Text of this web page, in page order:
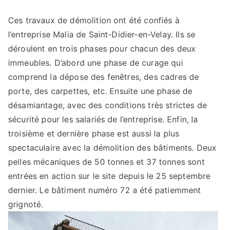
Ces travaux de démolition ont été confiés à
l’entreprise Malia de Saint-Didier-en-Velay. Ils se
déroulent en trois phases pour chacun des deux
immeubles. D’abord une phase de curage qui
comprend la dépose des fenêtres, des cadres de
porte, des carpettes, etc. Ensuite une phase de
désamiantage, avec des conditions très strictes de
sécurité pour les salariés de l’entreprise. Enfin, la
troisième et dernière phase est aussi la plus
spectaculaire avec la démolition des bâtiments. Deux
pelles mécaniques de 50 tonnes et 37 tonnes sont
entrées en action sur le site depuis le 25 septembre
dernier. Le bâtiment numéro 72 a été patiemment
grignoté.